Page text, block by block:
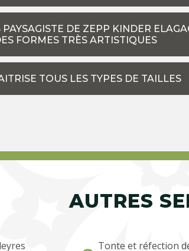
DE ZEPP KINDER
FORMES TRÈS ARTISTIQUES
TOUS LES TYPES DE TAILLES
AUTRES
Tonte et réfection